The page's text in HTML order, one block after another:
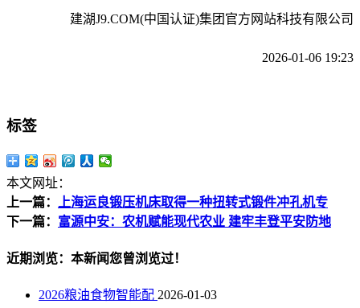
建湖J9.COM(中国认证)集团官方网站科技有限公司
2026-01-06 19:23
标签
本文网址：
上一篇： 上海运良锻压机床取得一种扭转式锻件冲孔机专
下一篇： 富源中安：农机赋能现代农业 建牢丰登平安防地
近期浏览：本新闻您曾浏览过！
2026粮油食物智能配 2026-01-03